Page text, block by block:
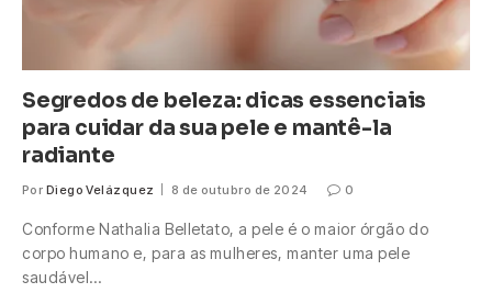
Segredos de beleza: dicas essenciais
para cuidar da sua pele e mantê-la
radiante
Por Diego Velázquez 8 de outubro de 2024 0
Conforme Nathalia Belletato, a pele é o maior órgão do
corpo humano e, para as mulheres, manter uma pele
saudável…